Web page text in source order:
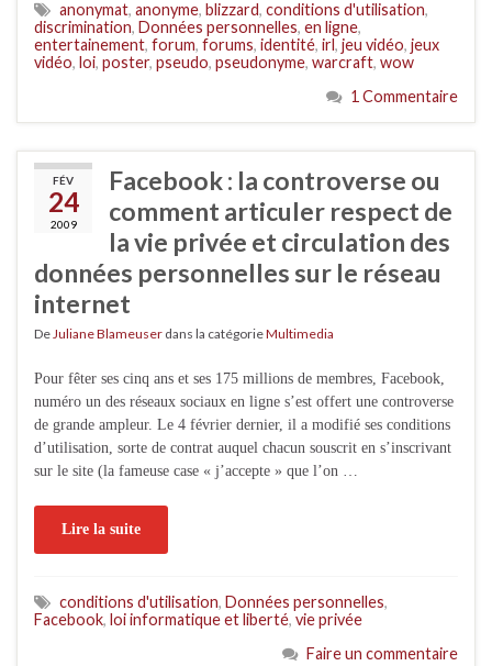
anonymat, anonyme, blizzard, conditions d'utilisation,
discrimination, Données personnelles, en ligne,
entertainement, forum, forums, identité, irl, jeu vidéo, jeux
vidéo, loi, poster, pseudo, pseudonyme, warcraft, wow
1 Commentaire
FÉV
24
2009
Facebook : la controverse ou
comment articuler respect de
la vie privée et circulation des
données personnelles sur le réseau
internet
De Juliane Blameuser dans la catégorieMultimedia
Pour fêter ses cinq ans et ses 175 millions de membres, Facebook,
numéro un des réseaux sociaux en ligne s’est offert une controverse
de grande ampleur. Le 4 février dernier, il a modifié ses conditions
d’utilisation, sorte de contrat auquel chacun souscrit en s’inscrivant
sur le site (la fameuse case « j’accepte » que l’on …
Lire la suite
conditions d'utilisation, Données personnelles,
Facebook, loi informatique et liberté, vie privée
Faire un commentaire